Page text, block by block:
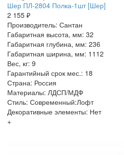
Шер ПЛ-2804 Полка-1шт [Шер]
2 155 ₽
Производитель: Сантан
Габаритная высота, мм: 32
Габаритная глубина, мм: 236
Габаритная ширина, мм: 1112
Вес, кг: 9
Гарантийный срок мес.: 18
Страна: Россия
Материалы: ЛДСП/МДФ
Стиль: Современный:Лофт
Декоративные элементы: Нет
+